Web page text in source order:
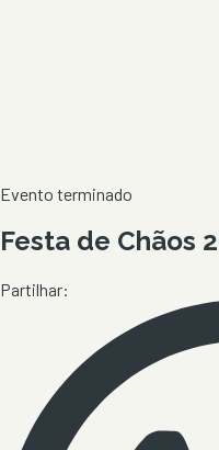
Evento terminado
Festa de Chãos
Partilhar: